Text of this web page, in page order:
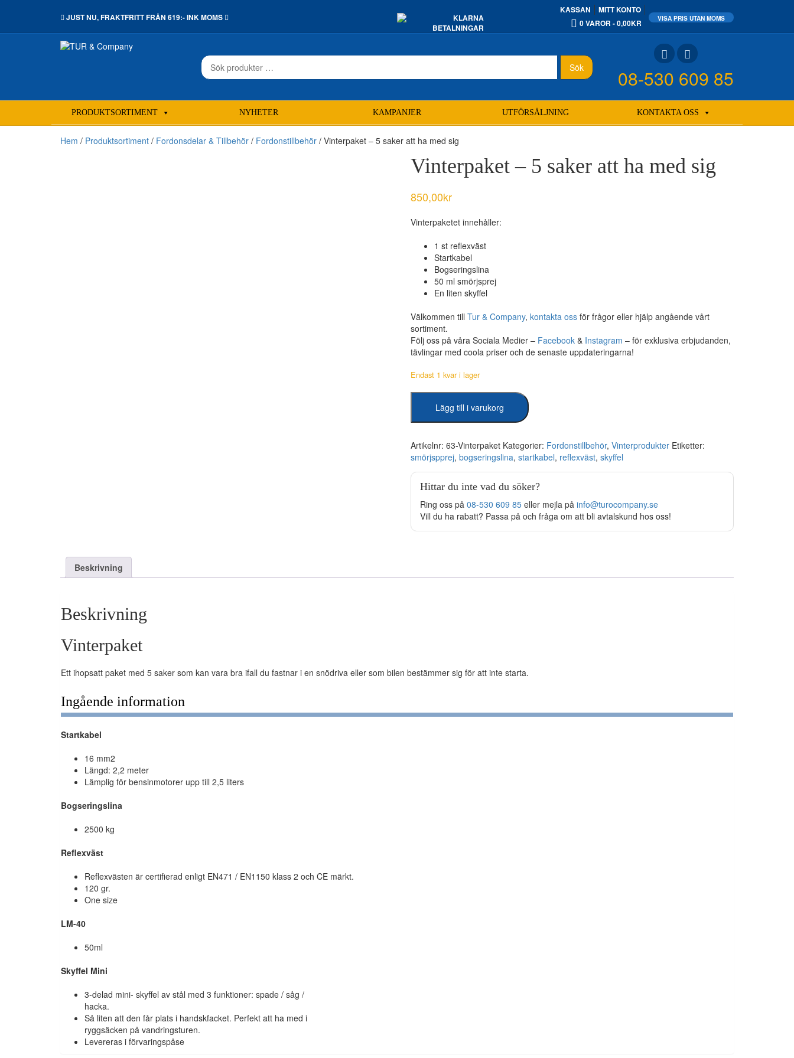
JUST NU,FRAKTFRITTFRÅN 619:- INK MOMS
KASSAN
MITT KONTO
0 VAROR
0,00KR
Sök
efter:
Sök 08-530 609 85
PRODUKTSORTIMENT NYHETER KAMPANJER UTFÖRSÄLJNING KONTAKTA OSS
Hem / Produktsortiment / Fordonsdelar & Tillbehör / Fordonstillbehör / Vinterpaket – 5 saker att ha med sig
Vinterpaket – 5 saker att ha med sig
850,00kr
Vinterpaketet innehåller:
1 st reflexväst
Startkabel
Bogseringslina
50 ml smörjsprej
En liten skyffel
Välkommen till Tur & Company, kontakta ossför frågor eller hjälp angående vårt
sortiment.
Följ oss på våra Sociala Medier – Facebook& Instagram – för exklusiva erbjudanden,
tävlingar med coola priser och de senaste uppdateringarna!
Endast 1 kvar i lager
5
att
ha
sig
mängd
Lägg till i varukorg
Artikelnr: 63-Vinterpaket Kategorier: Fordonstillbehör, Vinterprodukter Etiketter:
smörjspprej, bogseringslina, startkabel, reflexväst, skyffel
Hittar du inte vad du söker?
Ring oss på 08-530 609 85eller mejla på info@turocompany.se
Vill du ha rabatt? Passa på och fråga om att bli avtalskund hos oss!
Beskrivning
Beskrivning
Vinterpaket
Ett ihopsatt paket med 5 saker som kan vara bra ifall du fastnar i en snödriva eller som bilen bestämmer sig för att inte starta.
Ingående information
Startkabel
16 mm2
Längd: 2,2 meter
Lämplig för bensinmotorer upp till 2,5 liters
Bogseringslina
2500 kg
Reflexväst
Reflexvästen är certifierad enligt EN471 / EN1150 klass 2 och CE märkt.
120 gr.
One size
LM-40
50ml
Skyffel Mini
3-delad mini- skyffel av stål med 3 funktioner: spade / såg /
hacka.
Så liten att den får plats i handskfacket. Perfekt att ha med i
ryggsäcken på vandringsturen.
Levereras i förvaringspåse